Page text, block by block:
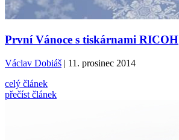
První Vánoce s tiskárnami RICOH
Václav Dobiáš | 11. prosinec 2014
celý článek
přečíst článek